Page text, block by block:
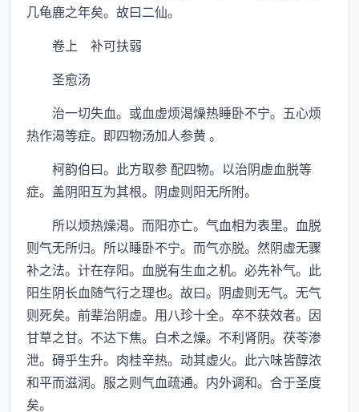
几龟鹿之年矣。故曰二仙。
卷上 补可扶弱
圣愈汤
治一切失血。或血虚烦渴燥热睡卧不宁。五心烦
热作渴等症。即四物汤加人参黄 。
柯韵伯曰。此方取参 配四物。以治阴虚血脱等
症。盖阴阳互为其根。阴虚则阳无所附。
所以烦热燥渴。而阳亦亡。气血相为表里。血脱
则气无所归。所以睡卧不宁。而气亦脱。然阴虚无骤
补之法。计在存阳。血脱有生血之机。必先补气。此
阳生阴长血随气行之理也。故曰。阴虚则无气。无气
则死矣。前辈治阴虚。用八珍十全。卒不获效者。因
甘草之甘。不达下焦。白术之燥。不利肾阴。茯苓渗
泄。碍乎生升。肉桂辛热。动其虚火。此六味皆醇浓
和平而滋润。服之则气血疏通。内外调和。合于圣度
矣。